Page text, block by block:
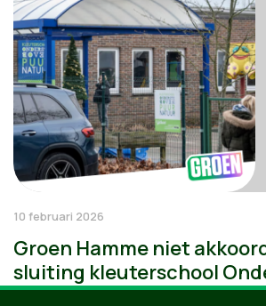
10 februari 2026
Groen Hamme niet
sluiting kleuterschool